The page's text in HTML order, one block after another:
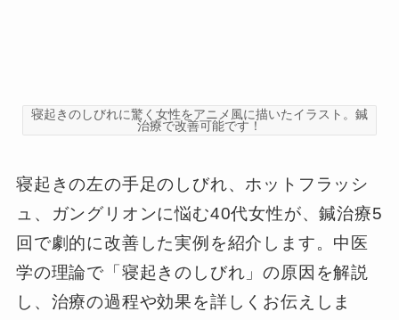
寝起きのしびれに驚く女性をアニメ風に描いたイラスト。鍼
治療で改善可能です！
寝起きの左の手足のしびれ、ホットフラッシ
ュ、ガングリオンに悩む40代女性が、鍼治療5
回で劇的に改善した実例を紹介します。中医
学の理論で「寝起きのしびれ」の原因を解説
し、治療の過程や効果を詳しくお伝えしま